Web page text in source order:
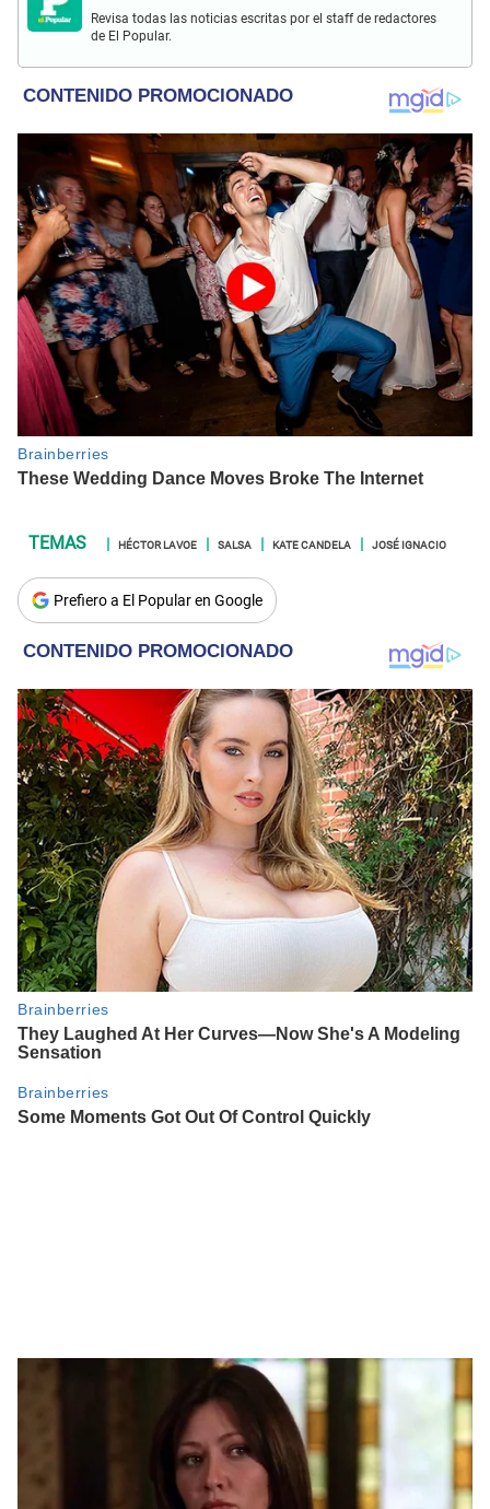
Revisa todas las noticias escritas por el staff de redactores
de El Popular.
HÉCTOR LAVOE SALSA KATE CANDELA JOSÉ IGNACIO
Prefiero a El Popular en Google